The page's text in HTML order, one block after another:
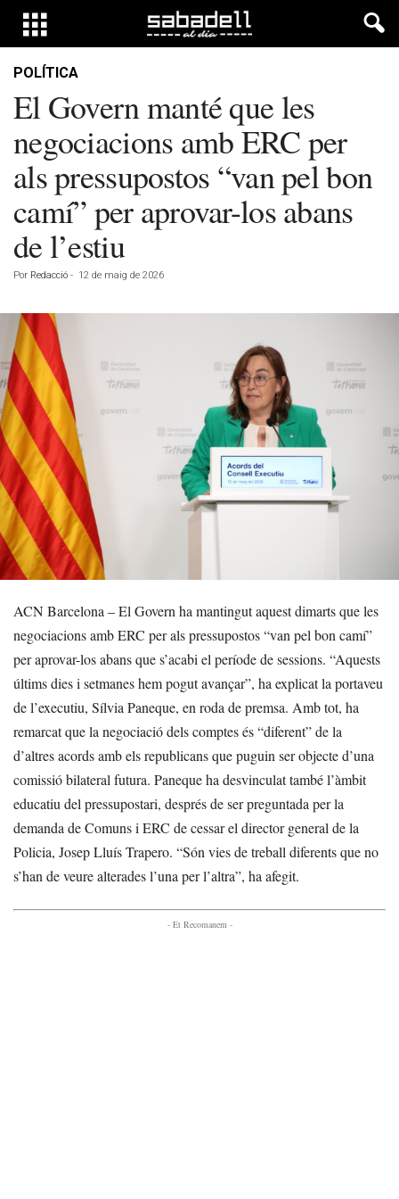
POLÍTICA
El Govern manté que les
negociacions amb ERC per
als pressupostos “van pel bon
camí” per aprovar-los abans
de l’estiu
Por Redacció - 12 de maig de 2026
ACN Barcelona – El Govern ha mantingut aquest dimarts que les
negociacions amb ERC per als pressupostos “van pel bon camí”
per aprovar-los abans que s’acabi el període de sessions. “Aquests
últims dies i setmanes hem pogut avançar”, ha explicat la portaveu
de l’executiu, Sílvia Paneque, en roda de premsa. Amb tot, ha
remarcat que la negociació dels comptes és “diferent” de la
d’altres acords amb els republicans que puguin ser objecte d’una
comissió bilateral futura. Paneque ha desvinculat també l’àmbit
educatiu del pressupostari, després de ser preguntada per la
demanda de Comuns i ERC de cessar el director general de la
Policia, Josep Lluís Trapero. “Són vies de treball diferents que no
s’han de veure alterades l’una per l’altra”, ha afegit.
- Et Recomanem -